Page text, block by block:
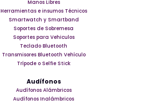
Manos Libres
Herramientas e insumos Técnicos
Smartwatch y Smartband
Soportes de Sobremesa
Soportes para Vehiculos
Teclado Bluetooth
Transmisores Bluetooth Vehículo
Trípode o Selfie Stick
Audífonos
Audífonos Alámbricos
Audífonos Inalámbricos